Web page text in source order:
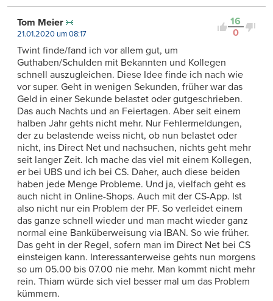
16
0
Tom Meier
21.01.2020 um 08:17
Twint finde/fand ich vor allem gut, um
Guthaben/Schulden mit Bekannten und Kollegen
schnell auszugleichen. Diese Idee finde ich nach wie
vor super. Geht in wenigen Sekunden, früher war das
Geld in einer Sekunde belastet oder gutgeschrieben.
Das auch Nachts und an Feiertagen. Aber seit einem
halben Jahr gehts nicht mehr. Nur Fehlermeldungen,
der zu belastende weiss nicht, ob nun belastet oder
nicht, ins Direct Net und nachsuchen, nichts geht mehr
seit langer Zeit. Ich mache das viel mit einem Kollegen,
er bei UBS und ich bei CS. Daher, auch diese beiden
haben jede Menge Probleme. Und ja, vielfach geht es
auch nicht in Online-Shops. Auch mit der CS-App. Ist
also nicht nur ein Problem der PF. So verleidet einem
das ganze schnell wieder und man macht wieder ganz
normal eine Banküberweisung via IBAN. So wie früher.
Das geht in der Regel, sofern man im Direct Net bei CS
einsteigen kann. Interessanterweise gehts nun morgens
so um 05.00 bis 07.00 nie mehr. Man kommt nicht mehr
rein. Thiam würde sich viel besser mal um das Problem
kümmern.